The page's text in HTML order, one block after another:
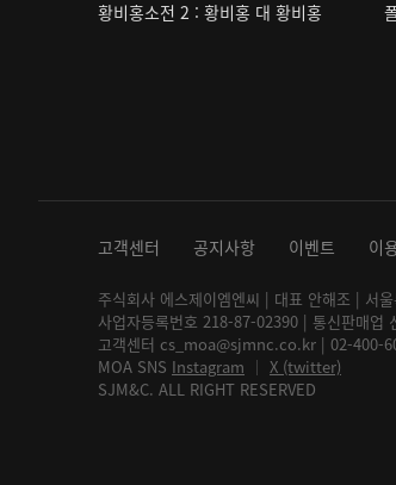
황비홍소전 2 : 황비홍 대 황비홍
고객센터 공지사항 이벤트 이
주식회사 에스제이엠엔씨 | 대표 안해조 | 서
사업자등록번호 218-87-02390 | 통신판매업
고객센터 cs_moa@sjmnc.co.kr | 02-400-
MOA SNS Instagram │ X (twitter)
SJM&C. ALL RIGHT RESERVED